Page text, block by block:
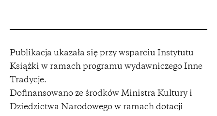
Publikacja ukazała się przy wsparciu Instytutu
Książki w ramach programu wydawniczego Inne
Tradycje.
Dofinansowano ze środków Ministra Kultury i
Dziedzictwa Narodowego w ramach dotacji